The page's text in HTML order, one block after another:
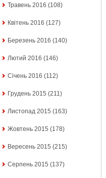
Травень 2016 (108)
Квітень 2016 (127)
Березень 2016 (140)
Лютий 2016 (146)
Січень 2016 (112)
Грудень 2015 (211)
Листопад 2015 (163)
Жовтень 2015 (178)
Вересень 2015 (215)
Серпень 2015 (137)